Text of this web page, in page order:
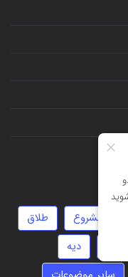
روابط نامشروع
طلاق
دیه